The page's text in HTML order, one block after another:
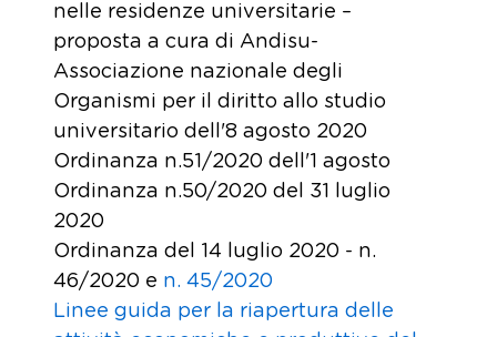
nelle residenze universitarie –
proposta a cura di Andisu-
Associazione nazionale degli
Organismi per il diritto allo studio
universitario dell'8 agosto 2020
Ordinanza n.51/2020 dell'1 agosto
Ordinanza n.50/2020 del 31 luglio
2020
Ordinanza del 14 luglio 2020 - n.
46/2020 e n. 45/2020
Linee guida per la riapertura delle